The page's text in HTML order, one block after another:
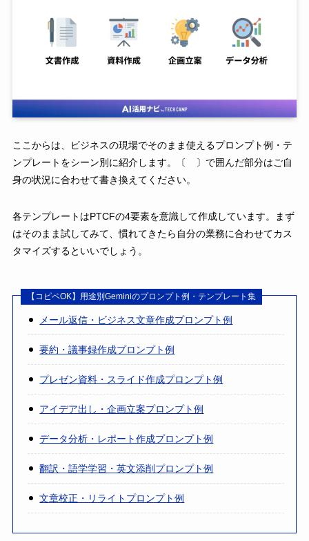
ここからは、ビジネスの現場でそのまま使えるプロンプト例・テ
ンプレートをシーン別に紹介します。〔 〕で囲んだ部分はご自
身の状況に合わせて書き換えてください。
各テンプレートはPTCFの4要素を意識して作成しています。まず
はそのまま試してみて、慣れてきたら自分の業務に合わせてカス
タマイズするといいでしょう。
【コピペOK】用途別Geminiのプロンプト例・テンプレート集
メール返信・ビジネス文章作成プロンプト例
要約・議事録作成プロンプト例
プレゼン資料・スライド作成プロンプト例
アイデア出し・企画立案プロンプト例
データ分析・レポート作成プロンプト例
翻訳・語学学習・英文添削プロンプト例
文章校正・リライトプロンプト例